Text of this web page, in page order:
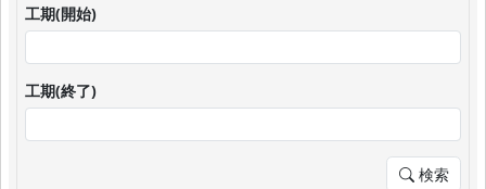
工期(開始)
工期(終了)
検索